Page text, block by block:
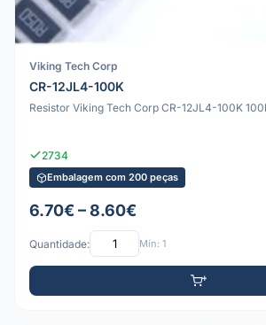
Viking Tech Corp
CR-12JL4-100K
Resistor Viking Tech Corp CR-12JL4-100K
2734
Embalagem com 200 peças
6.70€ – 8.60€
Quantidade: Mín: 1